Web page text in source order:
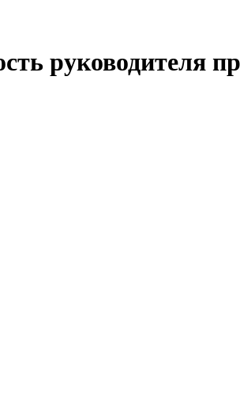
руководителя